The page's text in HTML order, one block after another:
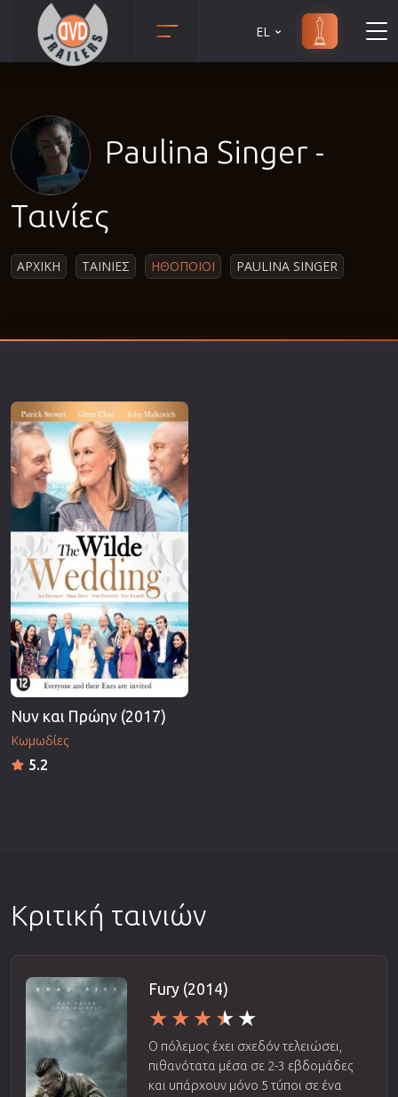
Αισθησιακές
Γουέστερν
Επιστημονικής Φαντασίας
Εποχής
Ερωτικές
Ευρωπαικός Κινηματογράφος
Θρησκευτικές
Ιστορικές
Καταστροφής
Κλασσικές
EL
Paulina Singer -
Ταινίες
ΑΡΧΙΚΗ ΤΑΙΝΙΕΣ ΗΘΟΠΟΙΟΙ PAULINA SINGER
Νυν και Πρώην (2017)
Κωμωδίες
5.2
Κριτική ταινιών
Fury (2014)
Ο πόλεμος έχει σχεδόν τελειώσει,
πιθανότατα μέσα σε 2-3 εβδομάδες
και υπάρχουν μόνο 5 τύποι σε ένα